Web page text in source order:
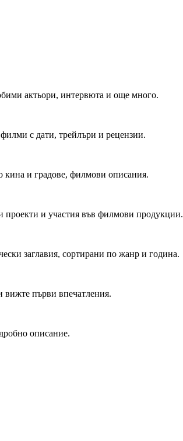
актьори, интервюта и още много.
с дати, трейлъри и рецензии.
кина и градове, филмови описания.
проекти и участия във филмови продукции.
заглавия, сортирани по жанр и година.
вижте първи впечатления.
описание.